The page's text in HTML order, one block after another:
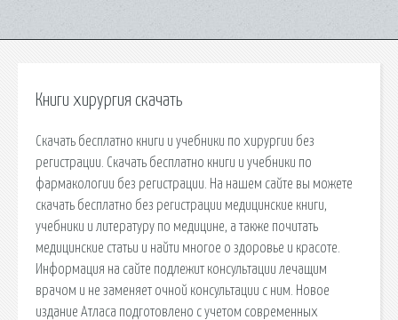
Книги хирургия скачать
Скачать бесплатно книги и учебники по хирургии без
регистрации. Скачать бесплатно книги и учебники по
фармакологии без регистрации. На нашем сайте вы можете
скачать бесплатно без регистрации медицинские книги,
учебники и литературу по медицине, а также почитать
медицинские статьи и найти многое о здоровье и красоте.
Информация на сайте подлежит консультации лечащим
врачом и не заменяет очной консультации с ним. Новое
издание Атласа подготовлено с учетом современных